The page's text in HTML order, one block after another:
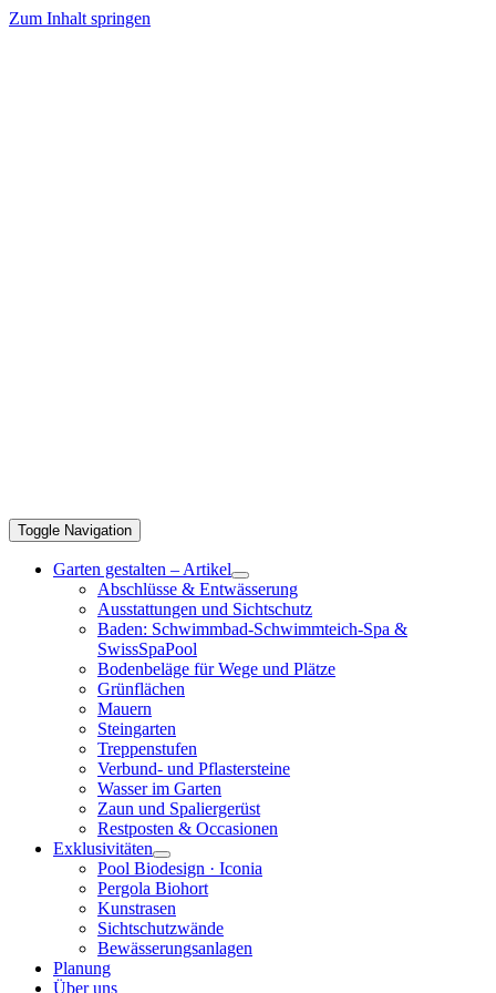
Zum Inhalt springen
Toggle Navigation
Garten gestalten – Artikel
Abschlüsse & Entwässerung
Ausstattungen und Sichtschutz
Baden: Schwimmbad-Schwimmteich-Spa &
SwissSpaPool
Bodenbeläge für Wege und Plätze
Grünflächen
Mauern
Steingarten
Treppenstufen
Verbund- und Pflastersteine
Wasser im Garten
Zaun und Spaliergerüst
Restposten & Occasionen
Exklusivitäten
Pool Biodesign · Iconia
Pergola Biohort
Kunstrasen
Sichtschutzwände
Bewässerungsanlagen
Planung
Über uns